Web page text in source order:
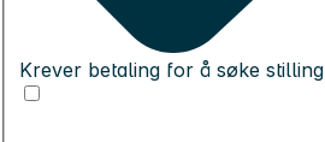
Krever betaling for å søke stilling